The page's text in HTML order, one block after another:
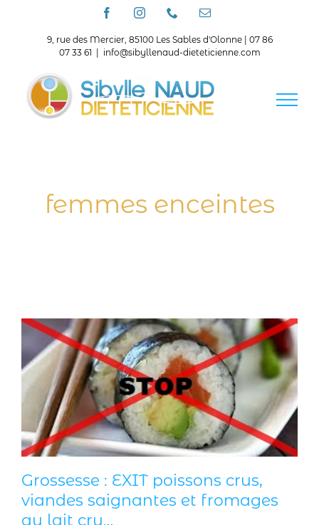
FacebookInstagramTéléphoneEmail
9, rue des Mercier, 85100 Les Sables d'Olonne | 07 86
07 33 61
info@sibyllenaud-dieteticienne.com
femmes enceintes
Grossesse : EXIT poissons crus,
viandes saignantes et fromages
au lait cru…